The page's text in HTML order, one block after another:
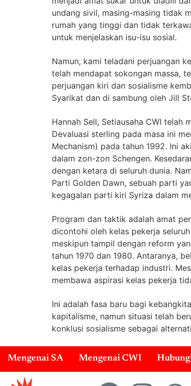
undang sivil, masing-masing tidak
rumah yang tinggi dan tidak
untuk menjelaskan isu-isu sosial.
Namun, kami teladani perjuangan
telah mendapat sokongan massa,
perjuangan kiri dan sosialisme
Syarikat dan di sambung oleh Jill
Hannah Sell, Setiausaha CWI
Devaluasi sterling pada masa ini
Mechanism) pada tahun 1992. Ini
dalam zon-zon Schengen.
dengan ketara di seluruh dunia.
Parti Golden Dawn, sebuah parti
kegagalan parti kiri Syriza dalam
Program dan taktik adalah amat
dicontohi oleh kelas pekerja
meskipun tampil dengan reform
tahun 1970 dan 1980. Antaranya,
kelas pekerja terhadap industri.
membawa aspirasi kelas pekerja
Ini adalah fasa baru bagi
kapitalisme, namun situasi telah
konklusi sosialisme sebagai
Mengenai SA Mengenai CWI